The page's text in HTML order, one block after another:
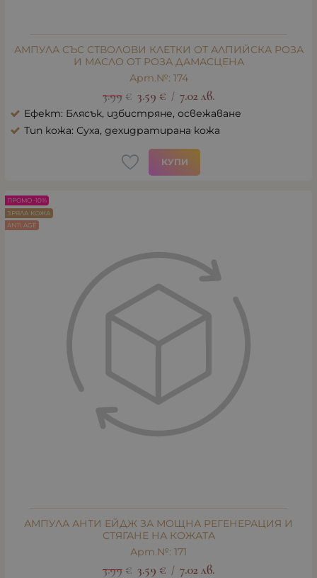
АМПУЛА СЪС СТВОЛОВИ КЛЕТКИ ОТ АЛПИЙСКА РОЗА
И МАСЛО ОТ РОЗА ДАМАСЦЕНА
Арт.№: 174
3.99 € 3.59 € / 7.02 лв.
Ефект: Блясък, избистряне, освежаване
Тип кожа: Суха, дехидратирана кожа
КУПИ
АМПУЛА АНТИ ЕЙДЖ ЗА МОЩНА РЕГЕНЕРАЦИЯ И
СТЯГАНЕ НА КОЖАТА
Арт.№: 171
3.99 € 3.59 € / 7.02 лв.
ПРОМО -10%
ЗРЯЛА КОЖА
ANTI AGE